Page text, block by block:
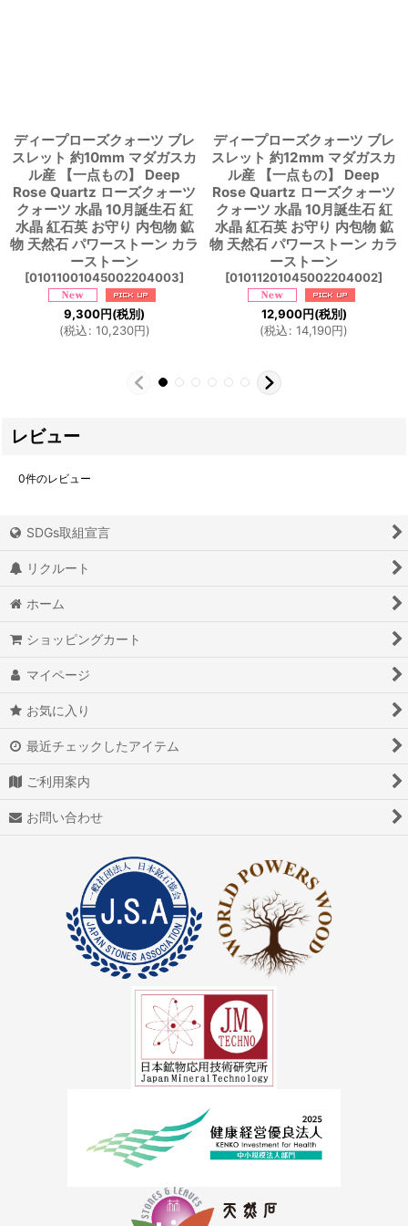
ディープローズクォーツ ブレ
スレット 約10mm マダガスカ
ル産 【一点もの】 Deep
Rose Quartz ローズクォーツ
クォーツ 水晶 10月誕生石 紅
水晶 紅石英 お守り 内包物 鉱
物 天然石 パワーストーン カラ
ーストーン
[01011001045002204003]
9,300円(税別)
(税込: 10,230円)
ディープローズクォーツ ブレ
スレット 約12mm マダガスカ
ル産 【一点もの】 Deep
Rose Quartz ローズクォーツ
クォーツ 水晶 10月誕生石 紅
水晶 紅石英 お守り 内包物 鉱
物 天然石 パワーストーン カラ
ーストーン
[01011201045002204002]
12,900円(税別)
(税込: 14,190円)
レビュー
0件のレビュー
SDGs取組宣言
リクルート
ホーム
ショッピングカート
マイページ
お気に入り
最近チェックしたアイテム
ご利用案内
お問い合わせ